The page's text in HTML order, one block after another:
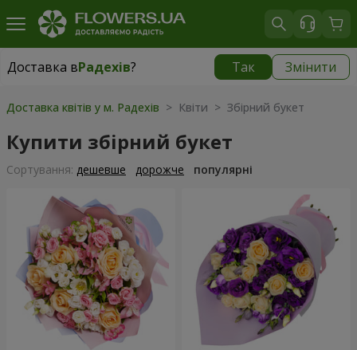
Доставка вРадехів? Так Змінити
Доставка вРадехів|
Доставка квітів у м. Радехів > Квіти > Збірний букет
Купити збірний букет
Сортування: дешевше дорожче популярні